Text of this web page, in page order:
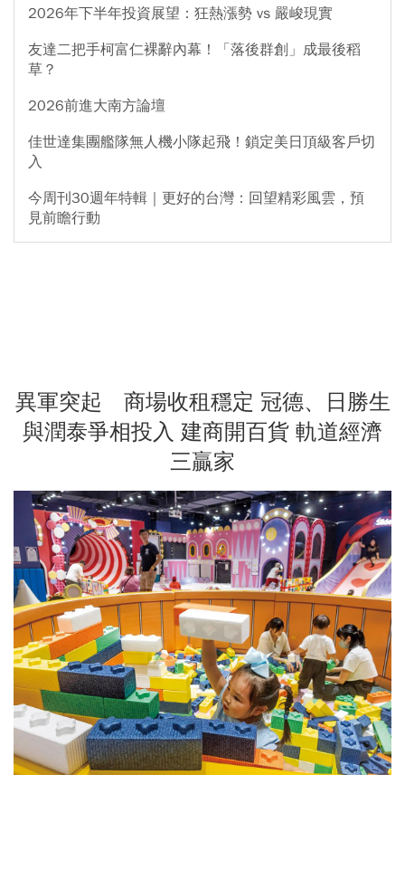
2026年下半年投資展望：狂熱漲勢 vs 嚴峻現實
友達二把手柯富仁裸辭內幕！「落後群創」成最後稻
草？
2026前進大南方論壇
佳世達集團艦隊無人機小隊起飛！鎖定美日頂級客戶切
入
今周刊30週年特輯｜更好的台灣：回望精彩風雲，預
見前瞻行動
異軍突起 商場收租穩定 冠德、日勝生
與潤泰爭相投入 建商開百貨 軌道經濟
三贏家